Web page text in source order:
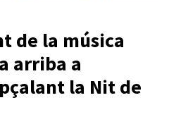
de la música
arriba a
la Nit de